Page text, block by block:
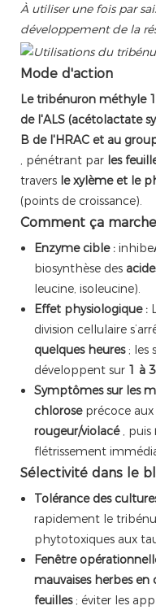
À utiliser une fois par
développement de la
Mode d'action
Le tribénuron méthyle
de l'ALS (acétolactate
B de l'HRAC et au
, pénétrant par les
travers le xylème et le
(points de croissance).
Comment ça marche
Enzyme cible :inhibe
biosynthèse des
leucine, isoleucine).
Effet physiologique :
division cellulaire
quelques heures; les
développent sur 1 à
Symptômes sur les
chloroseprécoce aux
rougeur/violacé, puis
flétrissement
Sélectivité dans le
Tolérance des
rapidement le
phytotoxiques aux
Fenêtre
mauvaises herbes en
feuilles; éviter les